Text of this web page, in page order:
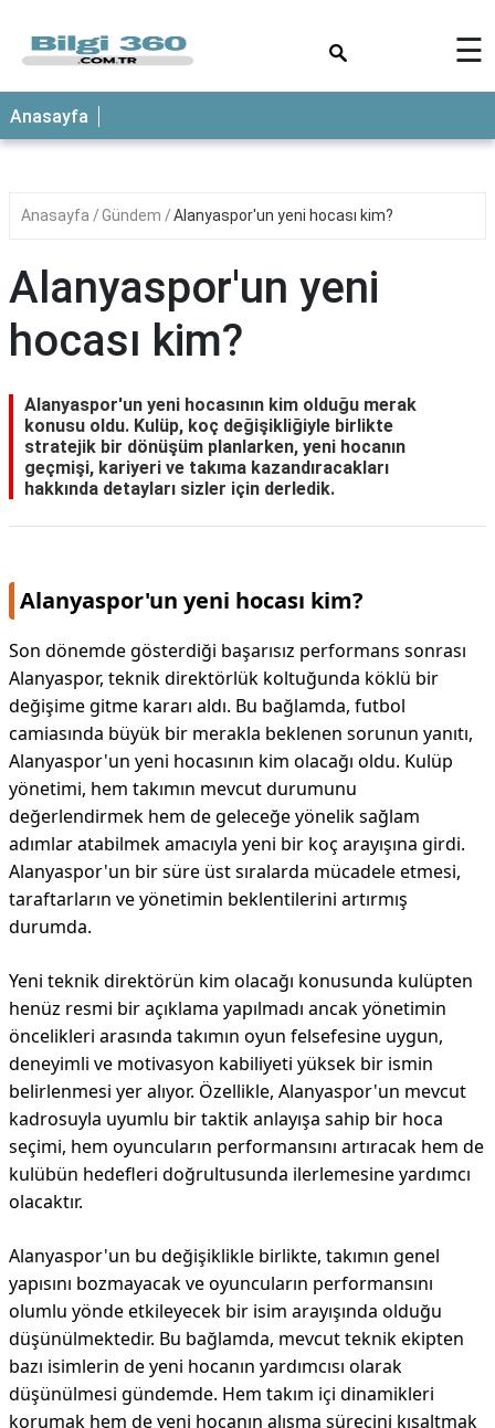
ANASAYFA
☰
Anasayfa
Anasayfa Gündem Alanyaspor'un yeni hocası kim?
Alanyaspor'un yeni
hocası kim?
Alanyaspor'un yeni hocasının kim olduğu merak
konusu oldu. Kulüp, koç değişikliğiyle birlikte
stratejik bir dönüşüm planlarken, yeni hocanın
geçmişi, kariyeri ve takıma kazandıracakları
hakkında detayları sizler için derledik.
Alanyaspor'un yeni hocası kim?
Son dönemde gösterdiği başarısız performans sonrası
Alanyaspor, teknik direktörlük koltuğunda köklü bir
değişime gitme kararı aldı. Bu bağlamda, futbol
camiasında büyük bir merakla beklenen sorunun yanıtı,
Alanyaspor'un yeni hocasının kim olacağı oldu. Kulüp
yönetimi, hem takımın mevcut durumunu
değerlendirmek hem de geleceğe yönelik sağlam
adımlar atabilmek amacıyla yeni bir koç arayışına girdi.
Alanyaspor'un bir süre üst sıralarda mücadele etmesi,
taraftarların ve yönetimin beklentilerini artırmış
durumda.
Yeni teknik direktörün kim olacağı konusunda kulüpten
henüz resmi bir açıklama yapılmadı ancak yönetimin
öncelikleri arasında takımın oyun felsefesine uygun,
deneyimli ve motivasyon kabiliyeti yüksek bir ismin
belirlenmesi yer alıyor. Özellikle, Alanyaspor'un mevcut
kadrosuyla uyumlu bir taktik anlayışa sahip bir hoca
seçimi, hem oyuncuların performansını artıracak hem de
kulübün hedefleri doğrultusunda ilerlemesine yardımcı
olacaktır.
Alanyaspor'un bu değişiklikle birlikte, takımın genel
yapısını bozmayacak ve oyuncuların performansını
olumlu yönde etkileyecek bir isim arayışında olduğu
düşünülmektedir. Bu bağlamda, mevcut teknik ekipten
bazı isimlerin de yeni hocanın yardımcısı olarak
düşünülmesi gündemde. Hem takım içi dinamikleri
korumak hem de yeni hocanın alışma sürecini kısaltmak